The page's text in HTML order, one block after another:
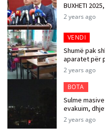
BUXHETI
2 years ago
VENDI
Shumë pak
aparatet për
2 years ago
BOTA
Sulme
evakuim,
2 years ago